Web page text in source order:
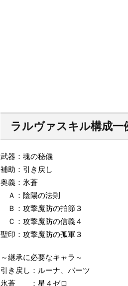
ラルヴァスキル構成一
武器：魂の秘儀
補助：引き戻し
奥義：氷蒼
Ａ：陰陽の法則
Ｂ：攻撃魔防の拍節３
Ｃ：攻撃魔防の信義４
聖印：攻撃魔防の孤軍３
～継承に必要なキャラ～
引き戻し：ルーナ、バーツ
氷蒼 ：星４ゼロ